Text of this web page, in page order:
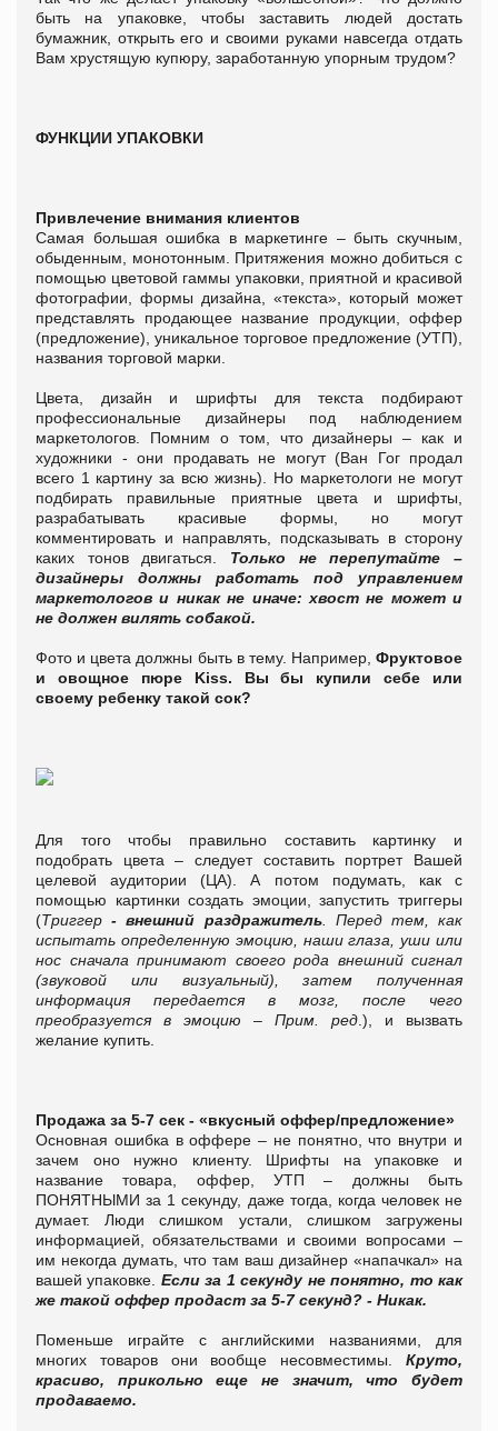
быть на упаковке, чтобы заставить людей достать
бумажник, открыть его и своими руками навсегда отдать
Вам хрустящую купюру, заработанную упорным трудом?
ФУНКЦИИ УПАКОВКИ
Привлечение внимания клиентов
Самая большая ошибка в маркетинге – быть скучным,
обыденным, монотонным. Притяжения можно добиться с
помощью цветовой гаммы упаковки, приятной и красивой
фотографии, формы дизайна, «текста», который может
представлять продающее название продукции, оффер
(предложение), уникальное торговое предложение (УТП),
названия торговой марки.
Цвета, дизайн и шрифты для текста подбирают
профессиональные дизайнеры под наблюдением
маркетологов. Помним о том, что дизайнеры – как и
художники - они продавать не могут (Ван Гог продал
всего 1 картину за всю жизнь). Но маркетологи не могут
подбирать правильные приятные цвета и шрифты,
разрабатывать красивые формы, но могут
комментировать и направлять, подсказывать в сторону
каких тонов двигаться. Только не перепутайте –
дизайнеры должны работать под управлением
маркетологов и никак не иначе: хвост не может и
не должен вилять собакой.
Фото и цвета должны быть в тему. Например, Фруктовое
и овощное пюре Kiss. Вы бы купили себе или
своему ребенку такой сок?
Для того чтобы правильно составить картинку и
подобрать цвета – следует составить портрет Вашей
целевой аудитории (ЦА). А потом подумать, как с
помощью картинки создать эмоции, запустить триггеры
(Триггер - внешний раздражитель. Перед тем, как
испытать определенную эмоцию, наши глаза, уши или
нос сначала принимают своего рода внешний сигнал
(звуковой или визуальный), затем полученная
информация передается в мозг, после чего
преобразуется в эмоцию – Прим. ред .), и вызвать
желание купить.
Продажа за 5-7 сек - «вкусный оффер/предложение»
Основная ошибка в оффере – не понятно, что внутри и
зачем оно нужно клиенту. Шрифты на упаковке и
название товара, оффер, УТП – должны быть
ПОНЯТНЫМИ за 1 секунду, даже тогда, когда человек не
думает. Люди слишком устали, слишком загружены
информацией, обязательствами и своими вопросами –
им некогда думать, что там ваш дизайнер «напачкал» на
вашей упаковке. Если за 1 секунду не понятно, то как
же такой оффер продаст за 5-7 секунд? - Никак.
Поменьше играйте с английскими названиями, для
многих товаров они вообще несовместимы. Круто,
красиво, прикольно еще не значит, что будет
продаваемо.